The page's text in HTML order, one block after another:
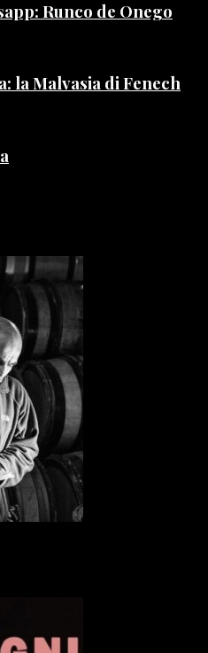
Runco de Onego
la Malvasia di Fenech